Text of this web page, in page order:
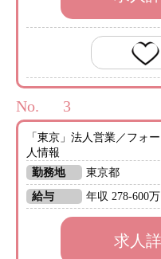
No.
「東京」法人営業／フォ
人情報
勤務地
東京都
給与
年収 278-600
求人